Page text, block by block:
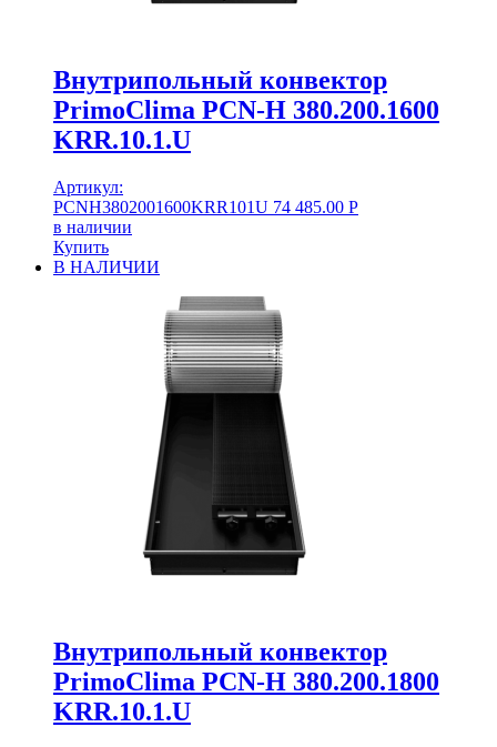
Внутрипольный конвектор
PrimoClima PCN-H 380.200.1600
KRR.10.1.U
Артикул:
PCNH3802001600KRR101U 74 485.00 Р
в наличии
Купить
В НАЛИЧИИ
Внутрипольный конвектор
PrimoClima PCN-H 380.200.1800
KRR.10.1.U